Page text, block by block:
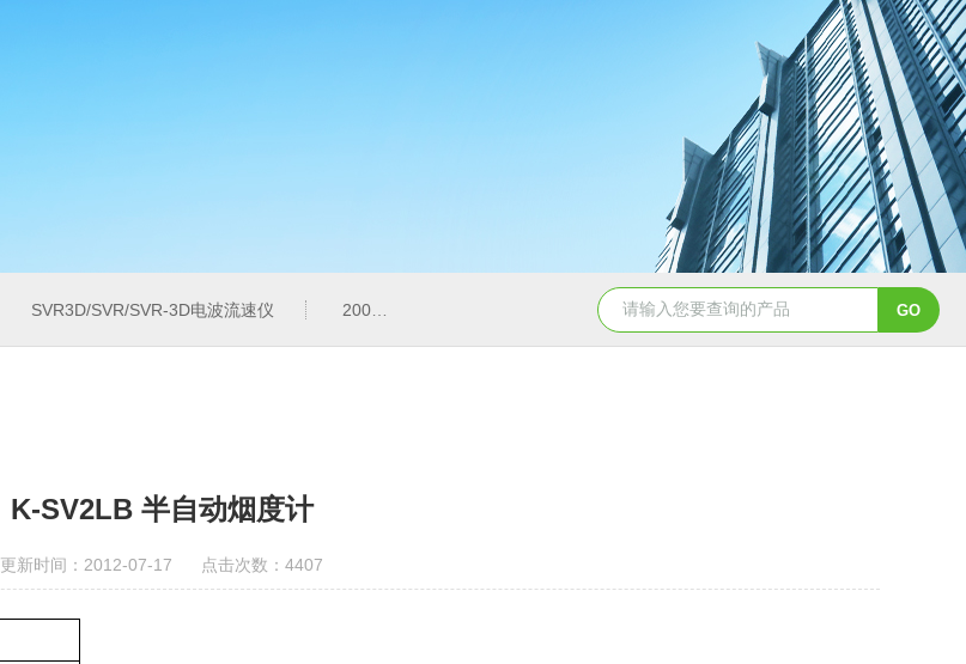
SVR3D/SVR/SVR-3D电波流速仪 200M便携式水质重金属快速检测仪 CL650余氯测定仪 DHX-A便
K-SV2LB 半自动烟度计
更新时间：2012-07-17 点击次数：4407